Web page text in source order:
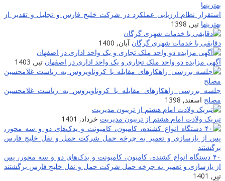
استقرار نظام ارزیابی عملکرد در شرکت خلیج فارس و تجلیل و تقدیر از
بهترینها تیر, 1398
دقایقی با خدمات شهری گرگان آبان, 1400
آگهی مزایده دو واحد ملک تجاری و یک واحد اداری در اصفهان تیر, 1403
جلسه بررسی راهکارهای مقابله با کروناویروس به ریاست غلامحسین
مصلح اسفند, 1398
تبریک ولادت امام هشتم از تریبون مدیریت خرداد, 1401
۴۰ دستگاه انواع کشنده، کامیون، کامیونت و یدک‌های دو و سه محور، پس
از بازسازی و تعمیر به چرخه حمل شرکت حمل و نقل خلیج فارس برگشتند
تیر, 1401